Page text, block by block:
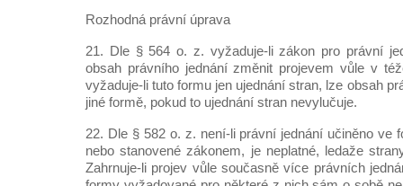
Rozhodná právní úprava
21. Dle § 564 o. z. vyžaduje-li zákon pro právní
obsah právního jednání změnit projevem vůle v
vyžaduje-li tuto formu jen ujednání stran, lze obsah
jiné formě, pokud to ujednání stran nevylučuje.
22. Dle § 582 o. z. není-li právní jednání učiněno ve
nebo stanovené zákonem, je neplatné, ledaže
Zahrnuje-li projev vůle současně více právních